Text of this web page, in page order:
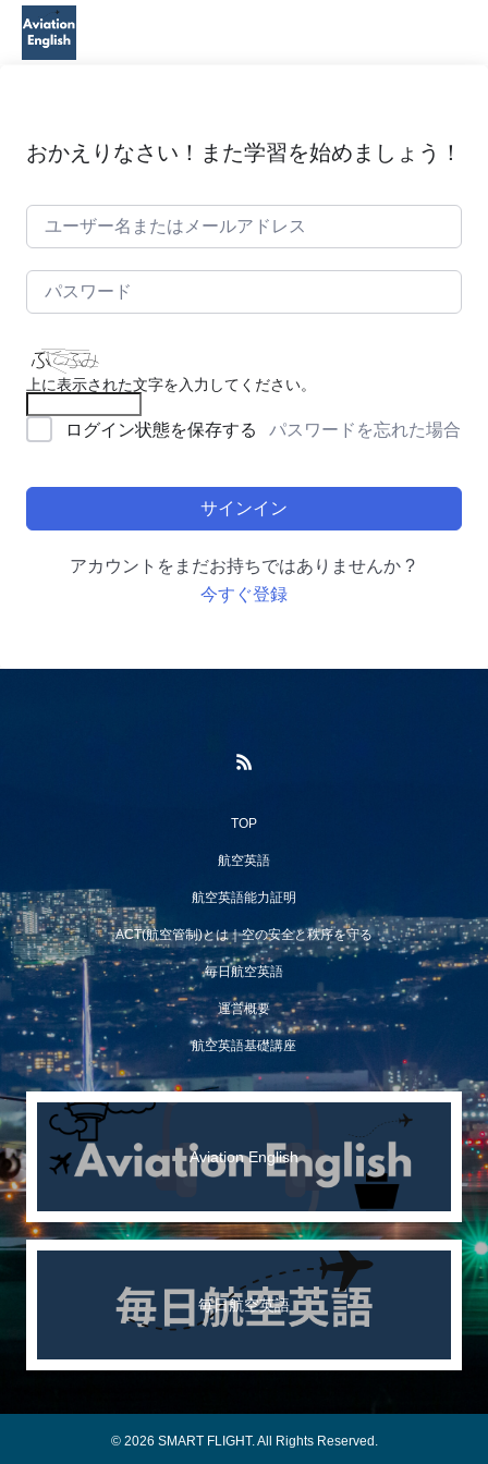
おかえりなさい！また学習を始めましょう！
上に表示された文字を入力してください。
ログイン状態を保存する パスワードを忘れた場合
サインイン
アカウントをまだお持ちではありませんか ?
今すぐ登録
TOP
航空英語
航空英語能力証明
ACT(航空管制)とは｜空の安全と秩序を守る
毎日航空英語
運営概要
航空英語基礎講座
Aviation English
毎日航空英語
© 2026 SMART FLIGHT. All Rights Reserved.